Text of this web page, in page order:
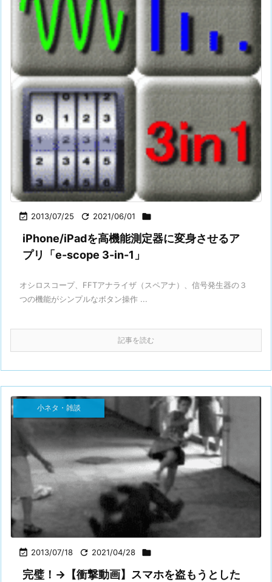
 2013/07/25  2021/06/01 
iPhone/iPadを高機能測定器に変身させるア
プリ「e-scope 3-in-1」
オシロスコープ、FFTアナライザ（スペアナ）、信号発生器の３
つの機能がシンプルなボタン操作 ...
記事を読む
 2013/07/18  2021/04/28 
小ネタ・雑談
完璧！→【衝撃動画】スマホを盗もうとした